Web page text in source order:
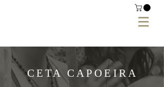
CETA CAPOEIRA